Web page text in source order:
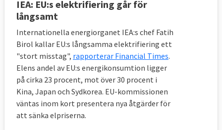
IEA: EU:s elektrifiering går för
långsamt
Internationella energiorganet IEA:s chef Fatih
Birol kallar EU:s långsamma elektrifiering ett
"stort misstag", rapporterar Financial Times.
Elens andel av EU:s energikonsumtion ligger
på cirka 23 procent, mot över 30 procent i
Kina, Japan och Sydkorea. EU-kommissionen
väntas inom kort presentera nya åtgärder för
att sänka elpriserna.